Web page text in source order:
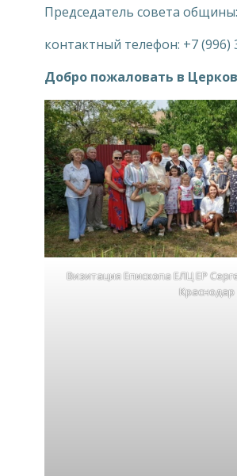
Председатель совета
контактный телефон: +7 (996)
Добро пожаловать в
Визитация Епископа ЕЛЦ ЕР
Краснодар